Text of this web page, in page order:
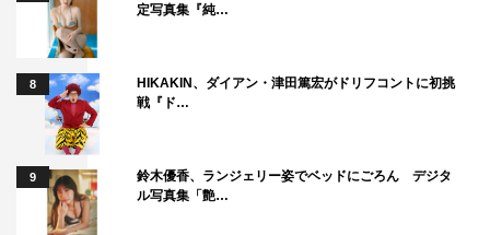
定写真集『純…
8
HIKAKIN、ダイアン・津田篤宏がドリフコントに初挑
戦『ド…
9
鈴木優香、ランジェリー姿でベッドにごろん デジタ
ル写真集「艶…